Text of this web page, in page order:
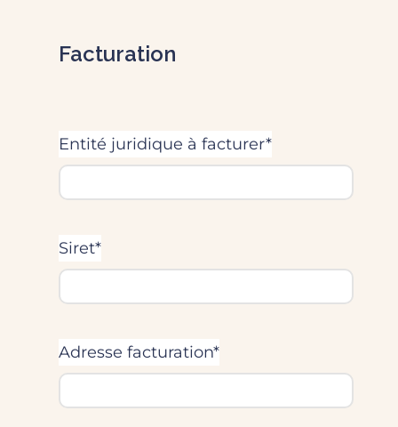
Facturation
Entité juridique à facturer*
Siret*
Adresse facturation*